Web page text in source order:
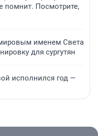
помнит. Посмотрите,
именем Света
для сургутян
исполнился год —